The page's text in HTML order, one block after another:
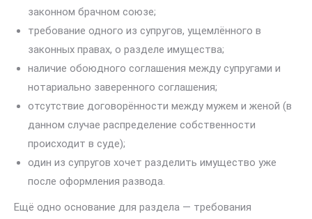
законном брачном союзе;
требование одного из супругов, ущемлённого в
законных правах, о разделе имущества;
наличие обоюдного соглашения между супругами и
нотариально заверенного соглашения;
отсутствие договорённости между мужем и женой (в
данном случае распределение собственности
происходит в суде);
один из супругов хочет разделить имущество уже
после оформления развода.
Ещё одно основание для раздела — требования